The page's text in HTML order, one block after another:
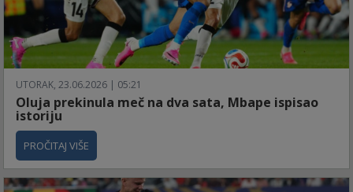
UTORAK, 23.06.2026 | 05:21
Oluja prekinula meč na dva sata, Mbape ispisao
istoriju
PROČITAJ VIŠE